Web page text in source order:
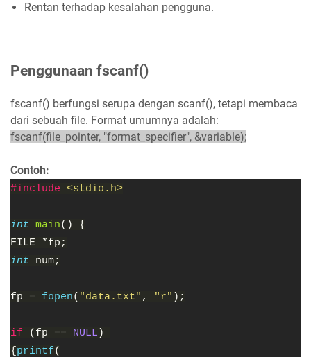
Rentan terhadap kesalahan pengguna.
Penggunaan fscanf()
fscanf() berfungsi serupa dengan scanf(), tetapi membaca
dari sebuah file. Format umumnya adalah:
fscanf(file_pointer, "format_specifier", &variable);
Contoh:
#include <stdio.h>
int main() {
FILE *fp;
int num;
fp = fopen( "data.txt" , "r" );
if (fp == NULL )
{ printf(